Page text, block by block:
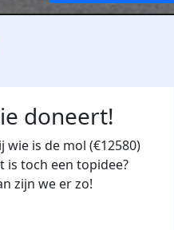
doneert!
is de mol (€12580)
is toch een topidee?
zijn we er zo!